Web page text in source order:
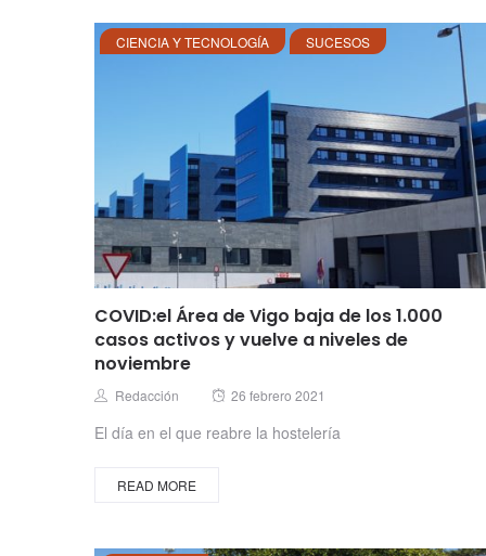
CIENCIA Y TECNOLOGÍA SUCESOS
COVID:el Área de Vigo baja de los 1.000
casos activos y vuelve a niveles de
noviembre
Author
Redacción
Posted
26 febrero 2021
El día en el que reabre la hostelería
READ MORE